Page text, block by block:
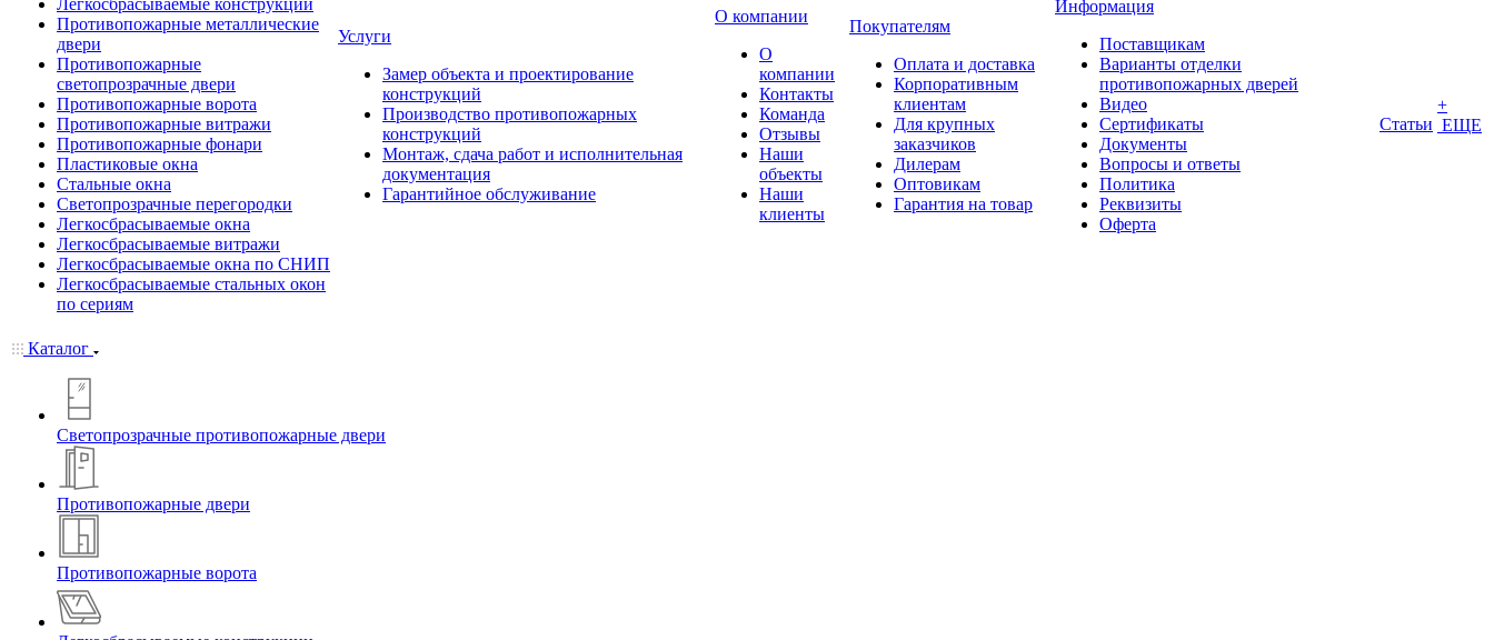
Легкосбрасываемые конструкции
Противопожарные металлические
двери
Противопожарные
светопрозрачные двери
Противопожарные ворота
Противопожарные витражи
Противопожарные фонари
Пластиковые окна
Стальные окна
Светопрозрачные перегородки
Легкосбрасываемые окна
Легкосбрасываемые витражи
Легкосбрасываемые окна по СНИП
Легкосбрасываемые стальных окон
по сериям
Услуги
Замер объекта и проектирование
конструкций
Производство противопожарных
конструкций
Монтаж, сдача работ и исполнительная
документация
Гарантийное обслуживание
О компании
О
компании
Контакты
Команда
Отзывы
Наши
объекты
Наши
клиенты
Покупателям
Оплата и доставка
Корпоративным
клиентам
Для крупных
заказчиков
Дилерам
Оптовикам
Гарантия на товар
Информация
Поставщикам
Варианты отделки
противопожарных дверей
Видео
Сертификаты
Документы
Вопросы и ответы
Политика
Реквизиты
Оферта
Статьи
+
ЕЩЕ
Каталог
Светопрозрачные противопожарные двери
Противопожарные двери
Противопожарные ворота